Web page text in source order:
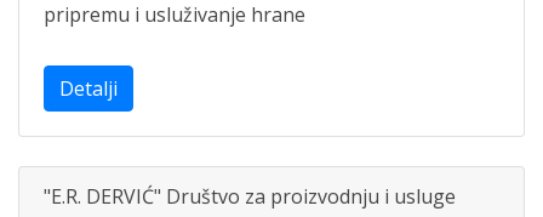
pripremu i usluživanje hrane
Detalji
"E.R. DERVIĆ" Društvo za proizvodnju i usluge